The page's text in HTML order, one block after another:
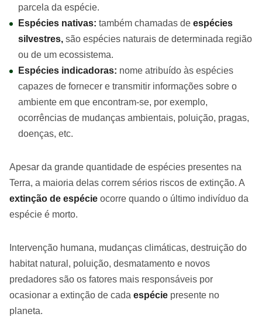
parcela da espécie.
Espécies nativas: também chamadas de espécies
silvestres, são espécies naturais de determinada região
ou de um ecossistema.
Espécies indicadoras: nome atribuído às espécies
capazes de fornecer e transmitir informações sobre o
ambiente em que encontram-se, por exemplo,
ocorrências de mudanças ambientais, poluição, pragas,
doenças, etc.
Apesar da grande quantidade de espécies presentes na
Terra, a maioria delas correm sérios riscos de extinção. A
extinção de espécie ocorre quando o último indivíduo da
espécie é morto.
Intervenção humana, mudanças climáticas, destruição do
habitat natural, poluição, desmatamento e novos
predadores são os fatores mais responsáveis por
ocasionar a extinção de cada espécie presente no
planeta.